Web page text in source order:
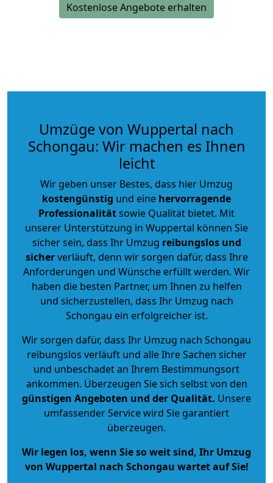
Kostenlose Angebote erhalten
Umzüge von Wuppertal nach
Schongau: Wir machen es Ihnen
leicht
Wir geben unser Bestes, dass hier Umzug
kostengünstig und eine hervorragende
Professionalitätsowie Qualität bietet. Mit
unserer Unterstützung in Wuppertal können Sie
sicher sein, dass Ihr Umzug reibungslos und
sicherverläuft, denn wir sorgen dafür, dass Ihre
Anforderungen und Wünsche erfüllt werden. Wir
haben die besten Partner, um Ihnen zu helfen
und sicherzustellen, dass Ihr Umzug nach
Schongau ein erfolgreicher ist.
Wir sorgen dafür, dass Ihr Umzug nach Schongau
reibungslos verläuft und alle Ihre Sachen sicher
und unbeschadet an Ihrem Bestimmungsort
ankommen. Überzeugen Sie sich selbst von den
günstigen Angeboten und der Qualität. Unsere
umfassender Service wird Sie garantiert
überzeugen.
Wir legen los, wenn Sie so weit sind, Ihr Umzug
von Wuppertal nach Schongau wartet auf Sie!